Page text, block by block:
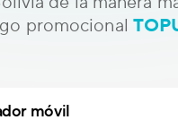
promocional
móvil